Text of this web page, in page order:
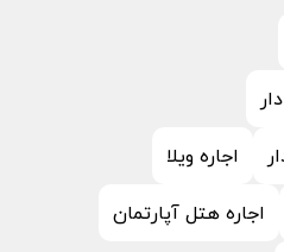
اجاره ویلا
اجاره هتل آپارتمان